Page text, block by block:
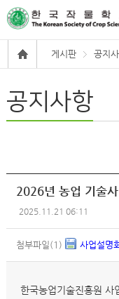
게시판 공지
공지사항
2026년 농업 기술
2025.11.21 06:11
첨부파일(1) 사업설명
한국농업기술진흥원 사